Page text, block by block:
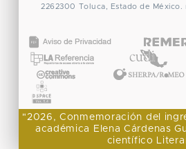
2262300 Toluca, Estado de México.
"2026, Conmemoración del
académica Elena Cárdenas
científico